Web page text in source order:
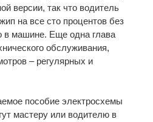
версии, так что водитель
на все сто процентов без
в машине. Еще одна глава
обслуживания,
– регулярных и
пособие электросхемы
мастеру или водителю в